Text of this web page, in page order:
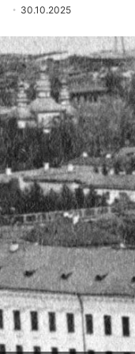
30.10.2025